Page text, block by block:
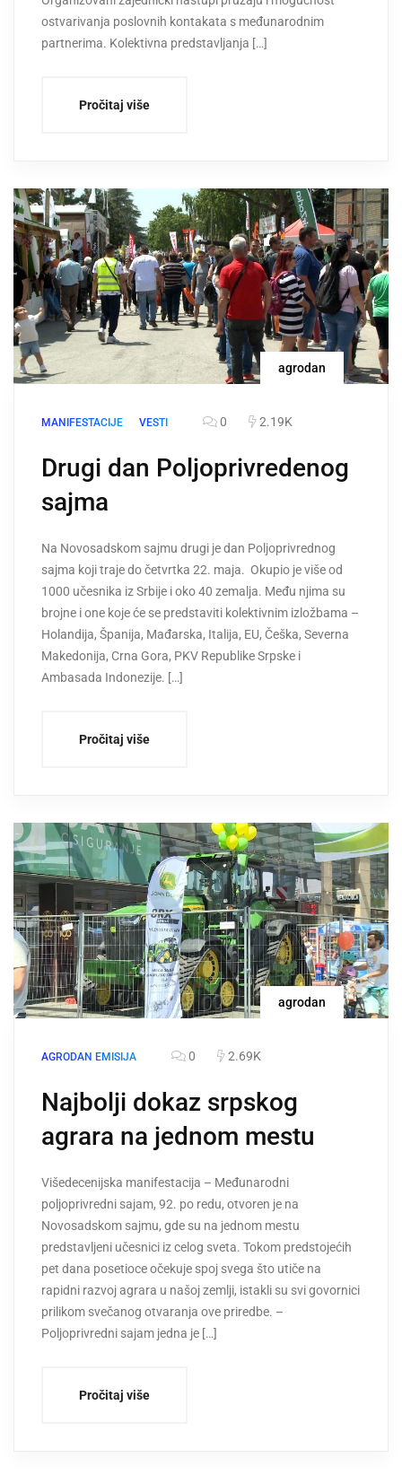
ostvarivanja poslovnih kontakata s međunarodnim
partnerima. Kolektivna predstavljanja […]
Pročitaj više
agrodan
MANIFESTACIJE VESTI 0 2.19K
Drugi dan Poljoprivredenog
sajma
Na Novosadskom sajmu drugi je dan Poljoprivrednog
sajma koji traje do četvrtka 22. maja. Okupio je više od
1000 učesnika iz Srbije i oko 40 zemalja. Među njima su
brojne i one koje će se predstaviti kolektivnim izložbama –
Holandija, Španija, Mađarska, Italija, EU, Češka, Severna
Makedonija, Crna Gora, PKV Republike Srpske i
Ambasada Indonezije. […]
Pročitaj više
agrodan
AGRODAN EMISIJA 0 2.69K
Najbolji dokaz srpskog
agrara na jednom mestu
Višedecenijska manifestacija – Međunarodni
poljoprivredni sajam, 92. po redu, otvoren je na
Novosadskom sajmu, gde su na jednom mestu
predstavljeni učesnici iz celog sveta. Tokom predstojećih
pet dana posetioce očekuje spoj svega što utiče na
rapidni razvoj agrara u našoj zemlji, istakli su svi govornici
prilikom svečanog otvaranja ove priredbe. –
Poljoprivredni sajam jedna je […]
Pročitaj više